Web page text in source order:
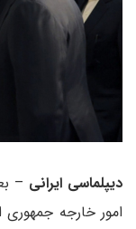
دیپلماسی ایرانی –
امور خارجه